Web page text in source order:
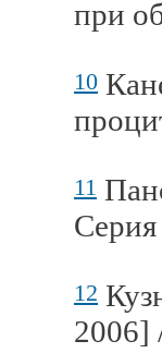
при
10
11
12
2006]